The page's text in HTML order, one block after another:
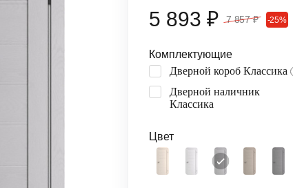
Комплектующие
Дверной короб Классика
Дверной наличник
Классика
Цвет
5 893 ₽ 7 857 ₽ -25%